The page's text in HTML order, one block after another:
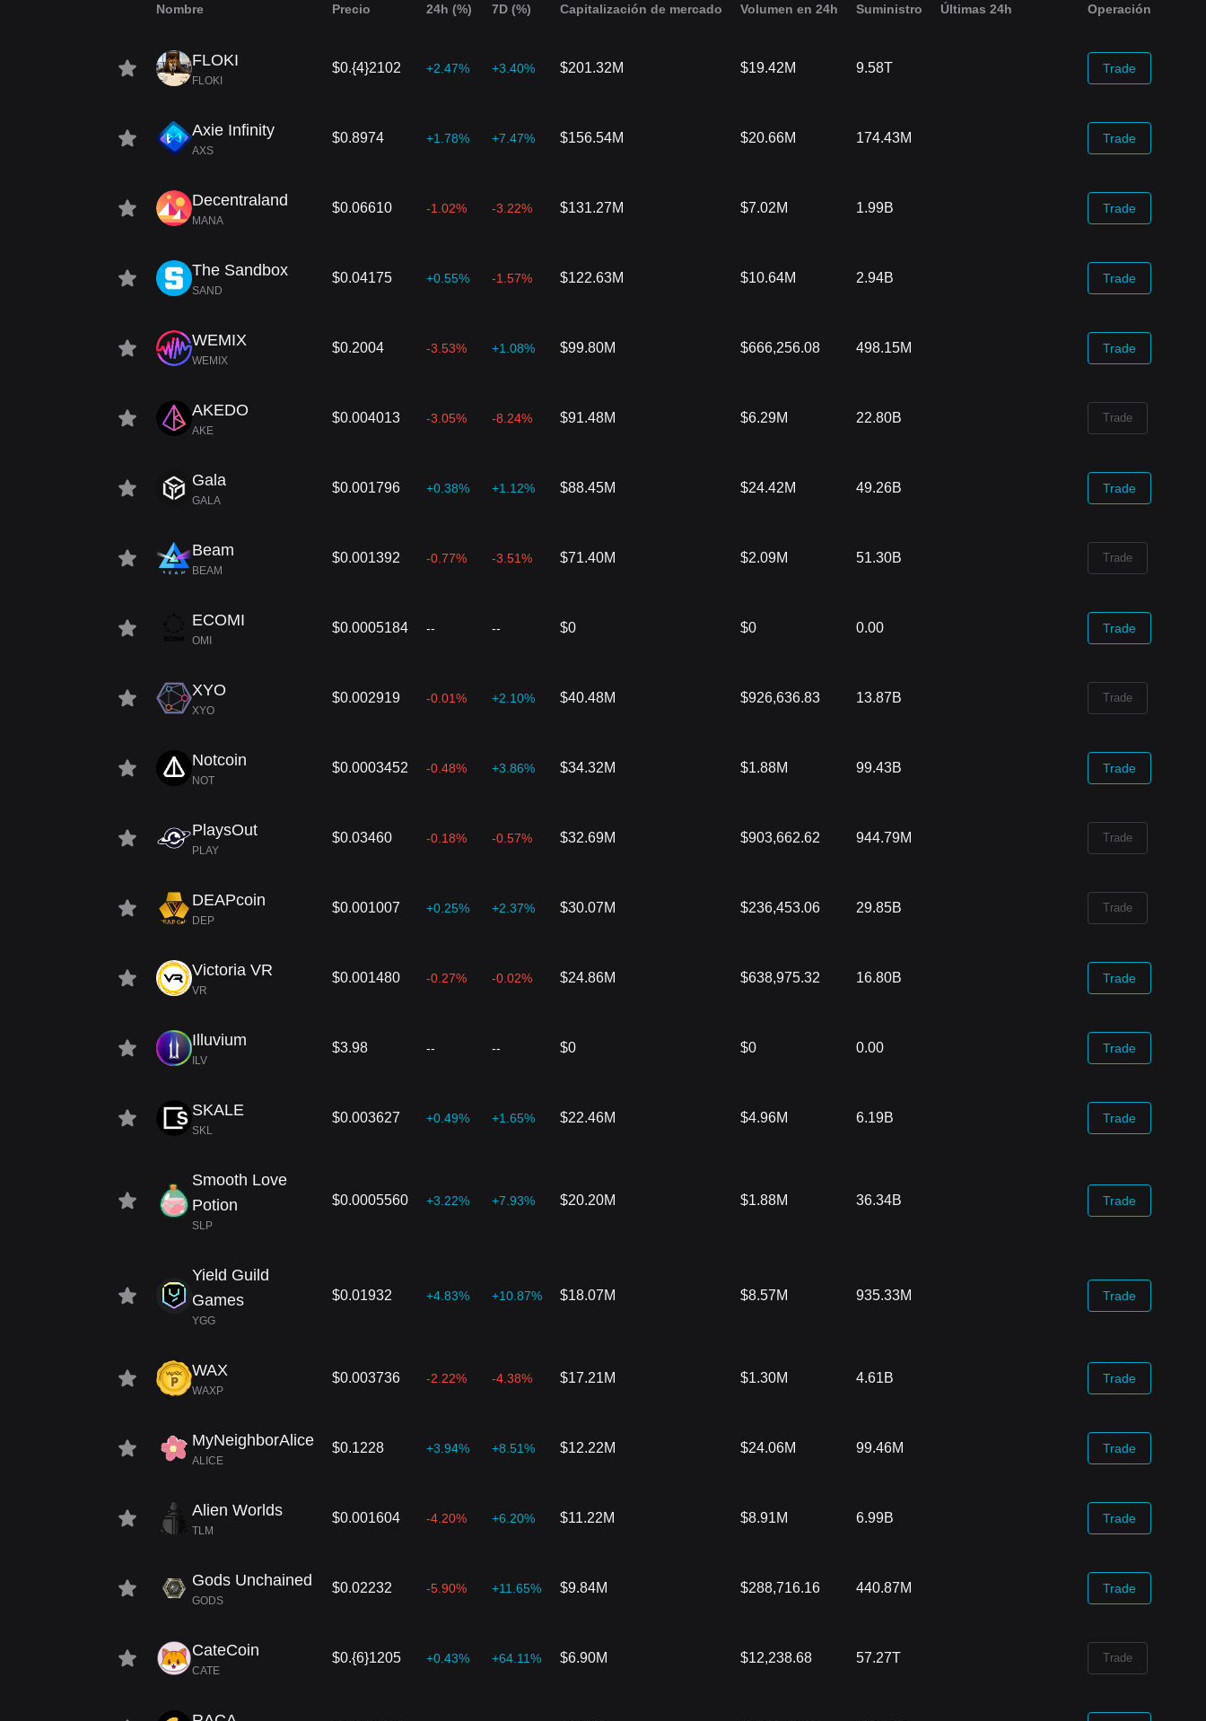
Nombre Precio 24h (%) 7D (%) Capitalización de mercado Volumen en 24h Suministro ‌Últimas 24h Operación
FLOKI
FLOKI
$0.{4}2102 +2.47% +3.40% $201.32M $19.42M 9.58T Trade
Axie Infinity
AXS
$0.8974 +1.78% +7.47% $156.54M $20.66M 174.43M Trade
Decentraland
MANA
$0.06610 -1.02% -3.22% $131.27M $7.02M 1.99B Trade
The Sandbox
SAND
$0.04175 +0.55% -1.57% $122.63M $10.64M 2.94B Trade
WEMIX
WEMIX
$0.2004 -3.53% +1.08% $99.80M $666,256.08 498.15M Trade
AKEDO
AKE
$0.004013 -3.05% -8.24% $91.48M $6.29M 22.80B Trade
Gala
GALA
$0.001796 +0.38% +1.12% $88.45M $24.42M 49.26B Trade
Beam
BEAM
$0.001392 -0.77% -3.51% $71.40M $2.09M 51.30B Trade
ECOMI
OMI
$0.0005184 -- -- $0 $0 0.00 Trade
XYO
XYO
$0.002919 -0.01% +2.10% $40.48M $926,636.83 13.87B Trade
Notcoin
NOT
$0.0003452 -0.48% +3.86% $34.32M $1.88M 99.43B Trade
PlaysOut
PLAY
$0.03460 -0.18% -0.57% $32.69M $903,662.62 944.79M Trade
DEAPcoin
DEP
$0.001007 +0.25% +2.37% $30.07M $236,453.06 29.85B Trade
Victoria VR
VR
$0.001480 -0.27% -0.02% $24.86M $638,975.32 16.80B Trade
Illuvium
ILV
$3.98 -- -- $0 $0 0.00 Trade
SKALE
SKL
$0.003627 +0.49% +1.65% $22.46M $4.96M 6.19B Trade
Smooth Love
Potion
SLP
$0.0005560 +3.22% +7.93% $20.20M $1.88M 36.34B Trade
Yield Guild
Games
YGG
$0.01932 +4.83% +10.87% $18.07M $8.57M 935.33M Trade
WAX
WAXP
$0.003736 -2.22% -4.38% $17.21M $1.30M 4.61B Trade
MyNeighborAlice
ALICE
$0.1228 +3.94% +8.51% $12.22M $24.06M 99.46M Trade
Alien Worlds
TLM
$0.001604 -4.20% +6.20% $11.22M $8.91M 6.99B Trade
Gods Unchained
GODS
$0.02232 -5.90% +11.65% $9.84M $288,716.16 440.87M Trade
CateCoin
CATE
$0.{6}1205 +0.43% +64.11% $6.90M $12,238.68 57.27T Trade